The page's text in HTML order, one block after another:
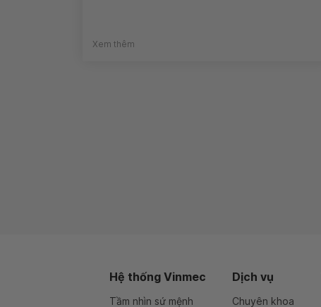
Xem thêm
Hệ thống Vinmec
Tầm nhìn sứ mệnh
Dịch vụ
Chuyên khoa